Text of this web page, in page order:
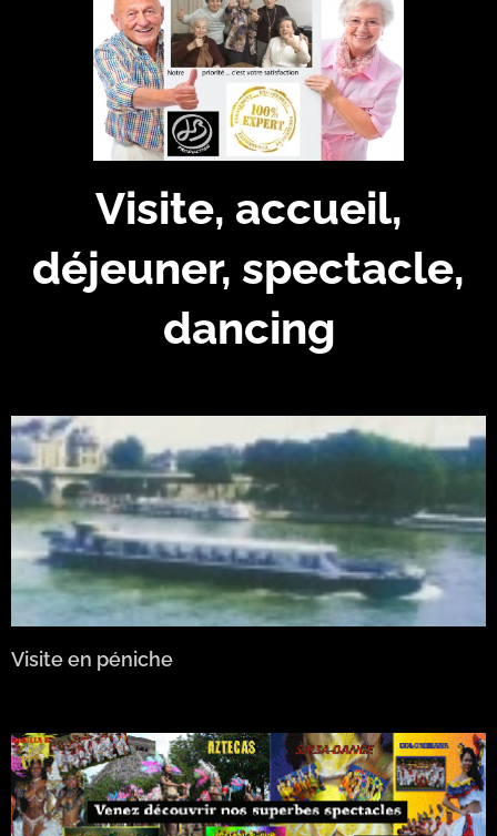
Visite, accueil,
déjeuner, spectacle,
dancing
Visite en péniche